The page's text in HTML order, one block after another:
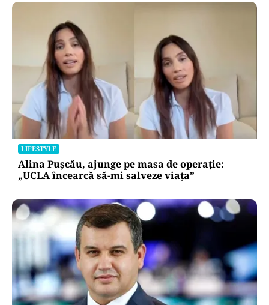
LIFESTYLE
Alina Pușcău, ajunge pe masa de operație:
„UCLA încearcă să-mi salveze viața”